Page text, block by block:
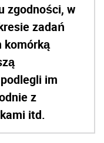
zgodności, w
zadań
komórką
im
z
itd.